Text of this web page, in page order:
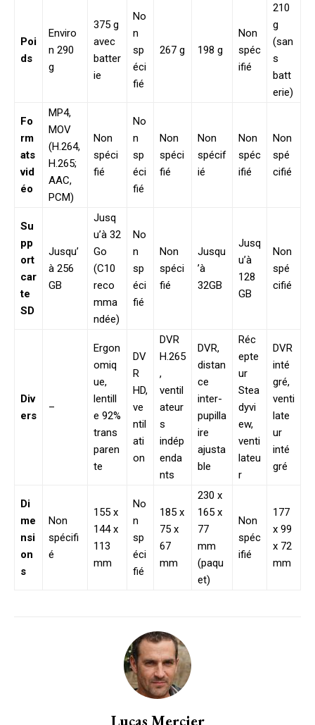
Poi
ds
Enviro
n 290
g
375 g
avec
batter
ie
No
n
sp
éci
fié
267 g 198 g
Non
spéc
ifié
210
g
(san
s
batt
erie)
Fo
rm
ats
vid
éo
MP4,
MOV
(H.264,
H.265;
AAC,
PCM)
Non
spéci
fié
No
n
sp
éci
fié
Non
spéci
fié
Non
spécif
ié
Non
spéc
ifié
Non
spé
cifié
Su
pp
ort
car
te
SD
Jusqu’
à 256
GB
Jusq
u’à 32
Go
(C10
reco
mma
ndée)
No
n
sp
éci
fié
Non
spéci
fié
Jusqu
’à
32GB
Jusq
u’à
128
GB
Non
spé
cifié
Div
ers
–
Ergon
omiq
ue,
lentill
e 92%
trans
paren
te
DV
R
HD,
ve
ntil
ati
on
DVR
H.265
,
ventil
ateur
s
indép
enda
nts
DVR,
distan
ce
inter-
pupilla
ire
ajusta
ble
Réc
epte
ur
Stea
dyvi
ew,
venti
lateu
r
DVR
inté
gré,
venti
late
ur
inté
gré
Di
me
nsi
on
s
Non
spécifi
é
155 x
144 x
113
mm
No
n
sp
éci
fié
185 x
75 x
67
mm
230 x
165 x
77
mm
(paqu
et)
Non
spéc
ifié
177
x 99
x 72
mm